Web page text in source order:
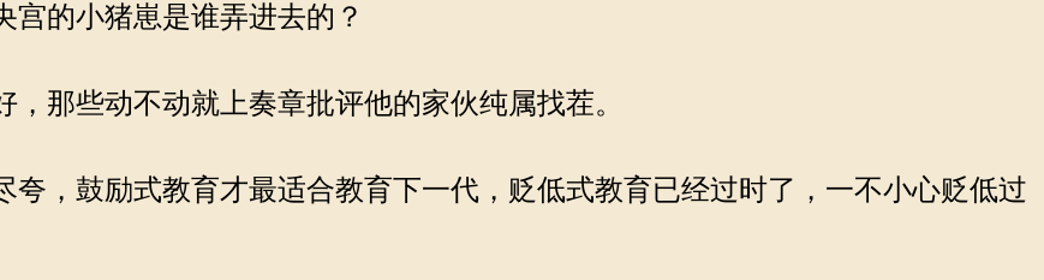
的小猪崽是谁弄进去的？
那些动不动就上奏章批评他的家伙纯属找茬。
，鼓励式教育才最适合教育下一代，贬低式教育已经过时了，一不小心贬低过